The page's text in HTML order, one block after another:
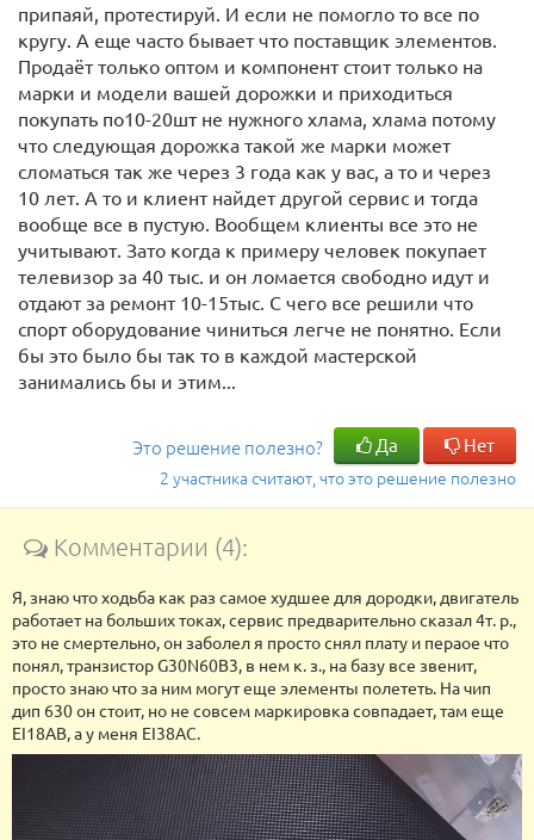
припаяй, протестируй. И если не помогло то все по
кругу. А еще часто бывает что поставщик элементов.
Продаёт только оптом и компонент стоит только на
марки и модели вашей дорожки и приходиться
покупать по10-20шт не нужного хлама, хлама потому
что следующая дорожка такой же марки может
сломаться так же через 3 года как у вас, а то и через
10 лет. А то и клиент найдет другой сервис и тогда
вообще все в пустую. Вообщем клиенты все это не
учитывают. Зато когда к примеру человек покупает
телевизор за 40 тыс. и он ломается свободно идут и
отдают за ремонт 10-15тыс. С чего все решили что
спорт оборудование чиниться легче не понятно. Если
бы это было бы так то в каждой мастерской
занимались бы и этим...
Это решение полезно? Да Нет
2 участника считают, что это решение полезно
Комментарии (4):
Я, знаю что ходьба как раз самое худшее для дородки, двигатель
работает на больших токах, сервис предварительно сказал 4т. р.,
это не смертельно, он заболел я просто снял плату и пераое что
понял, транзистор G30N60B3, в нем к. з., на базу все звенит,
просто знаю что за ним могут еще элементы полететь. На чип
дип 630 он стоит, но не совсем маркировка совпадает, там еще
EI18AB, а у меня EI38AC.